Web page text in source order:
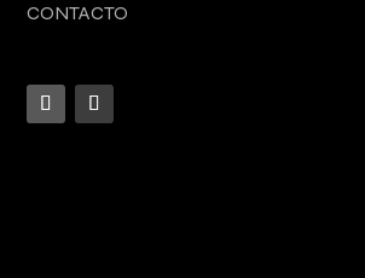
CONTACTO